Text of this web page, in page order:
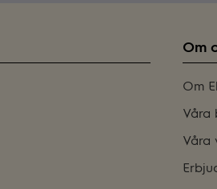
Om
Om
Våra
Våra